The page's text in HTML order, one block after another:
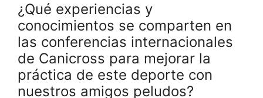
¿Qué experiencias y
conocimientos se comparten en
las conferencias internacionales
de Canicross para mejorar la
práctica de este deporte con
nuestros amigos peludos?